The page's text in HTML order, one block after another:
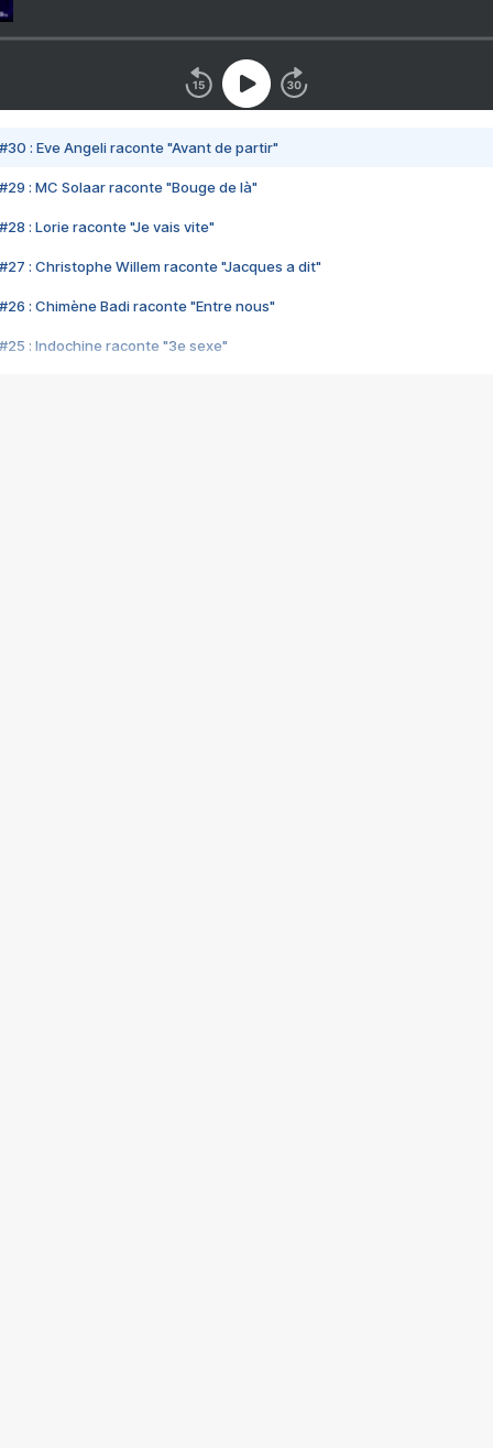
#30 : Eve Angeli raconte "Avant de partir"
#29 : MC Solaar raconte "Bouge de là"
#28 : Lorie raconte "Je vais vite"
#27 : Christophe Willem raconte "Jacques a dit"
#26 : Chimène Badi raconte "Entre nous"
#25 : Indochine raconte "3e sexe"